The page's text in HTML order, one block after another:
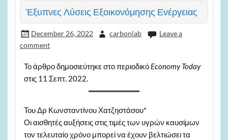
Έξυπνες Λύσεις Εξοικονόμησης Ενέργειας
December 26, 2022 carbonlab
Leave a
comment
Το άρθρο δημοσιεύτηκε στο περιοδικό Economy Today
στις 11 Σεπτ. 2022.
Του Δρ Κωνσταντίνου Χατζηστάσου*
Οι αισθητές αυξήσεις στις τιμές των υγρών καυσίμων
τον τελευταίο χρόνο μπορεί να έχουν βελτιώσει τα